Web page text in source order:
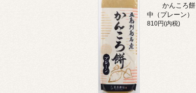
かんころ餅
中（プレーン）
810円(内税)